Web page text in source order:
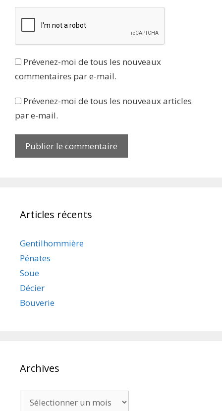
Prévenez-moi de tous les nouveaux
commentaires par e-mail.
Prévenez-moi de tous les nouveaux articles
par e-mail.
Articles récents
Gentilhommière
Pénates
Soue
Décier
Bouverie
Archives